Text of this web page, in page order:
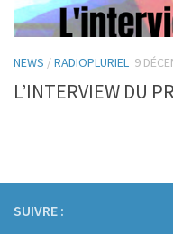
NEWS /RADIOPLURIEL 9
L’INTERVIEW DU
SUIVRE :